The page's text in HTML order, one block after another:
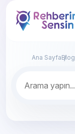
Ana SayfaBlog